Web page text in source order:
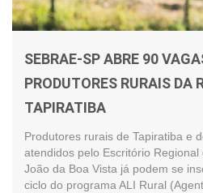
SEBRAE-SP ABRE 90
PRODUTORES RURAIS DA
TAPIRATIBA
Produtores rurais de Tapiratiba e
atendidos pelo Escritório
João da Boa Vista já podem se
ciclo do programa ALI Rural